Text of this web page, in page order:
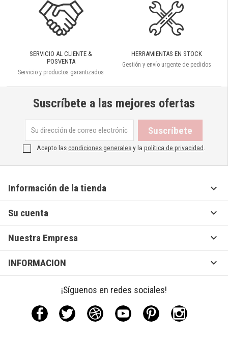
SERVICIO AL CLIENTE &
POSVENTA
Servicio y productos garantizados
HERRAMIENTAS EN STOCK
Gestión y envío urgente de pedidos
Suscríbete a las mejores ofertas
Acepto lascondiciones generalesy la política de privacidad
Información de la tienda 
Su cuenta 
Nuestra Empresa 
INFORMACION 
¡Síguenos en redes sociales!
Facebook Twitter Rss YouTubePinterestInstagram